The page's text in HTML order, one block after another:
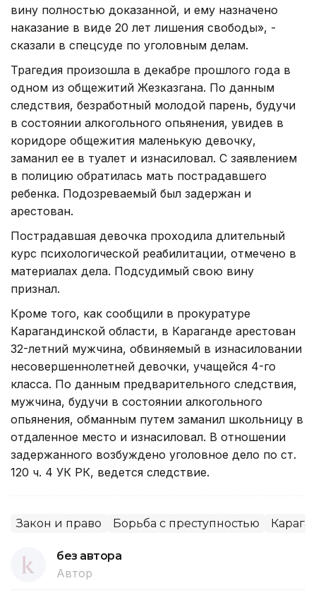
вину полностью доказанной, и ему назначено
наказание в виде 20 лет лишения свободы», -
сказали в спецсуде по уголовным делам.
Трагедия произошла в декабре прошлого года в
одном из общежитий Жезказгана. По данным
следствия, безработный молодой парень, будучи
в состоянии алкогольного опьянения, увидев в
коридоре общежития маленькую девочку,
заманил ее в туалет и изнасиловал. С заявлением
в полицию обратилась мать пострадавшего
ребенка. Подозреваемый был задержан и
арестован.
Пострадавшая девочка проходила длительный
курс психологической реабилитации, отмечено в
материалах дела. Подсудимый свою вину
признал.
Кроме того, как сообщили в прокуратуре
Карагандинской области, в Караганде арестован
32-летний мужчина, обвиняемый в изнасиловании
несовершеннолетней девочки, учащейся 4-го
класса. По данным предварительного следствия,
мужчина, будучи в состоянии алкогольного
опьянения, обманным путем заманил школьницу в
отдаленное место и изнасиловал. В отношении
задержанного возбуждено уголовное дело по ст.
120 ч. 4 УК РК, ведется следствие.
Закон и право Борьба с преступностью
без автора
Автор